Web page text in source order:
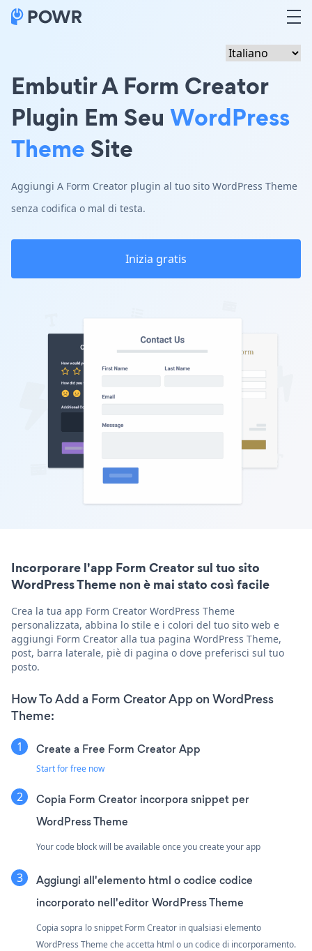
Embutir A Form Creator
Plugin Em Seu WordPress
ThemeSite
Aggiungi A Form Creator plugin al tuo sito WordPress Theme
senza codifica o mal di testa.
Inizia gratis
Incorporare l'app Form Creator sul tuo sito
WordPress Theme non è mai stato così facile
Crea la tua app Form Creator WordPress Theme
personalizzata, abbina lo stile e i colori del tuo sito web e
aggiungi Form Creator alla tua pagina WordPress Theme,
post, barra laterale, piè di pagina o dove preferisci sul tuo
posto.
How To Add a Form Creator App on WordPress
Theme:
Create a Free Form Creator App
Start for free now
Copia Form Creator incorpora snippet per
WordPress Theme
Your code block will be available once you create your app
Aggiungi all'elemento html o codice codice
incorporato nell'editor WordPress Theme
Copia sopra lo snippet Form Creator in qualsiasi elemento
WordPress Theme che accetta html o un codice di incorporamento.